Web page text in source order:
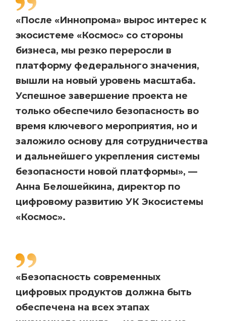
«После «Иннопрома» вырос интерес к
экосистеме «Космос» со стороны
бизнеса, мы резко переросли в
платформу федерального значения,
вышли на новый уровень масштаба.
Успешное завершение проекта не
только обеспечило безопасность во
время ключевого мероприятия, но и
заложило основу для сотрудничества
и дальнейшего укрепления системы
безопасности новой платформы», —
Анна Белошейкина, директор по
цифровому развитию УК Экосистемы
«Космос».
«Безопасность современных
цифровых продуктов должна быть
обеспечена на всех этапах